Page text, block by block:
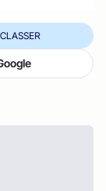
CLASSER